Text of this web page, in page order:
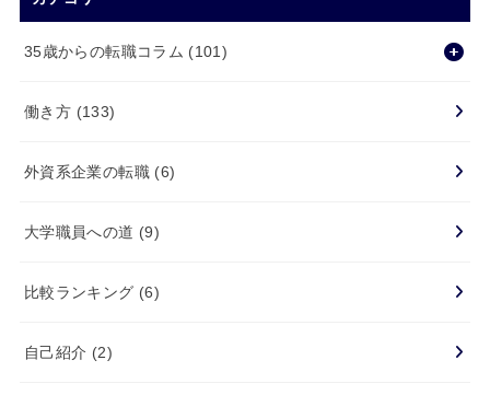
35歳からの転職コラム (101)
働き方 (133)
外資系企業の転職 (6)
大学職員への道 (9)
比較ランキング (6)
自己紹介 (2)